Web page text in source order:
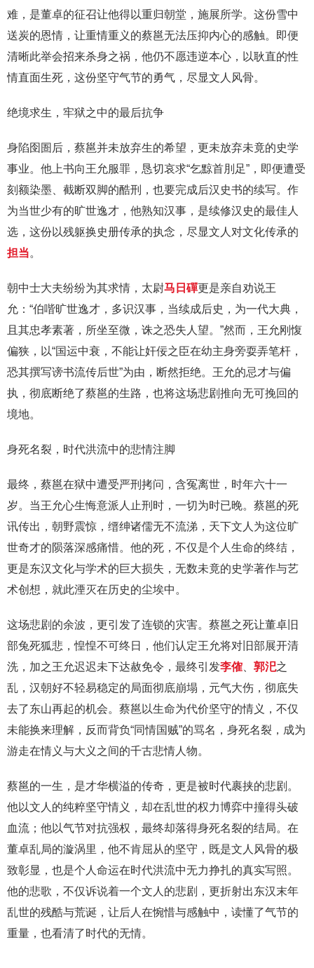
难，是董卓的征召让他得以重归朝堂，施展所学。这份雪中
送炭的恩情，让重情重义的蔡邕无法压抑内心的感触。即便
清晰此举会招来杀身之祸，他仍不愿违逆本心，以耿直的性
情直面生死，这份坚守气节的勇气，尽显文人风骨。
绝境求生，牢狱之中的最后抗争
身陷囹圄后，蔡邕并未放弃生的希望，更未放弃未竟的史学
事业。他上书向王允服罪，恳切哀求“乞黥首刖足”，即便遭受
刻额染墨、截断双脚的酷刑，也要完成后汉史书的续写。作
为当世少有的旷世逸才，他熟知汉事，是续修汉史的最佳人
选，这份以残躯换史册传承的执念，尽显文人对文化传承的
担当。
朝中士大夫纷纷为其求情，太尉马日磾更是亲自劝说王
允：“伯喈旷世逸才，多识汉事，当续成后史，为一代大典，
且其忠孝素著，所坐至微，诛之恐失人望。”然而，王允刚愎
偏狭，以“国运中衰，不能让奸佞之臣在幼主身旁耍弄笔杆，
恐其撰写谤书流传后世”为由，断然拒绝。王允的忌才与偏
执，彻底断绝了蔡邕的生路，也将这场悲剧推向无可挽回的
境地。
身死名裂，时代洪流中的悲情注脚
最终，蔡邕在狱中遭受严刑拷问，含冤离世，时年六十一
岁。当王允心生悔意派人止刑时，一切为时已晚。蔡邕的死
讯传出，朝野震惊，缙绅诸儒无不流涕，天下文人为这位旷
世奇才的陨落深感痛惜。他的死，不仅是个人生命的终结，
更是东汉文化与学术的巨大损失，无数未竟的史学著作与艺
术创想，就此湮灭在历史的尘埃中。
这场悲剧的余波，更引发了连锁的灾害。蔡邕之死让董卓旧
部兔死狐悲，惶惶不可终日，他们认定王允将对旧部展开清
洗，加之王允迟迟未下达赦免令，最终引发李傕 郭汜之
乱，汉朝好不轻易稳定的局面彻底崩塌，元气大伤，彻底失
去了东山再起的机会。蔡邕以生命为代价坚守的情义，不仅
未能换来理解，反而背负“同情国贼”的骂名，身死名裂，成为
游走在情义与大义之间的千古悲情人物。
蔡邕的一生，是才华横溢的传奇，更是被时代裹挟的悲剧。
他以文人的纯粹坚守情义，却在乱世的权力博弈中撞得头破
血流；他以气节对抗强权，最终却落得身死名裂的结局。在
董卓乱局的漩涡里，他不肯屈从的坚守，既是文人风骨的极
致彰显，也是个人命运在时代洪流中无力挣扎的真实写照。
他的悲歌，不仅诉说着一个文人的悲剧，更折射出东汉末年
乱世的残酷与荒诞，让后人在惋惜与感触中，读懂了气节的
重量，也看清了时代的无情。